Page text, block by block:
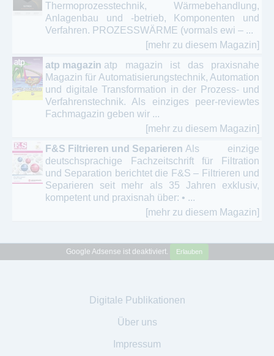
Thermoprozesstechnik, Wärmebehandlung,
Anlagenbau und -betrieb, Komponenten und
Verfahren. PROZESSWÄRME (vormals ewi – ...
[mehr zu diesem Magazin]
atp magazin atp magazin ist das praxisnahe
Magazin für Automatisierungstechnik, Automation
und digitale Transformation in der Prozess- und
Verfahrenstechnik. Als einziges peer-reviewtes
Fachmagazin geben wir ...
[mehr zu diesem Magazin]
F&S Filtrieren und Separieren Als einzige
deutschsprachige Fachzeitschrift für Filtration
und Separation berichtet die F&S – Filtrieren und
Separieren seit mehr als 35 Jahren exklusiv,
kompetent und praxisnah über: • ...
[mehr zu diesem Magazin]
Google Adsense ist deaktiviert. Erlauben
Digitale Publikationen
Über uns
Impressum